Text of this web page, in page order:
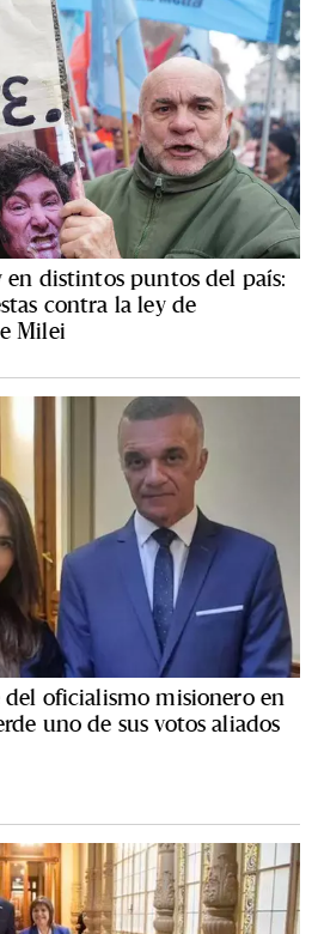
en distintos puntos del país:
contra la ley de
Milei
oficialismo misionero en
uno de sus votos aliados